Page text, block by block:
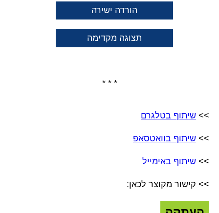
הורדה ישירה
תצוגה מקדימה
* * *
>> שיתוף בטלגרם
>> שיתוף בוואטסאפ
>> שיתוף באימייל
>> קישור מקוצר לכאן: